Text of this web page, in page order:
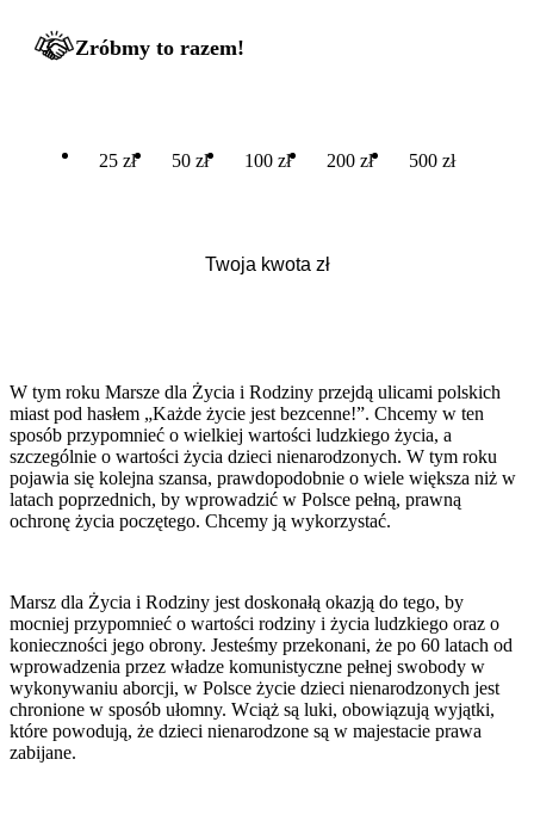
Zróbmy to razem!
25 zł 50 zł 100 zł 200 zł 500 zł
W tym roku Marsze dla Życia i Rodziny przejdą ulicami polskich
miast pod hasłem „Każde życie jest bezcenne!”. Chcemy w ten
sposób przypomnieć o wielkiej wartości ludzkiego życia, a
szczególnie o wartości życia dzieci nienarodzonych. W tym roku
pojawia się kolejna szansa, prawdopodobnie o wiele większa niż w
latach poprzednich, by wprowadzić w Polsce pełną, prawną
ochronę życia poczętego. Chcemy ją wykorzystać.
Marsz dla Życia i Rodziny jest doskonałą okazją do tego, by
mocniej przypomnieć o wartości rodziny i życia ludzkiego oraz o
konieczności jego obrony. Jesteśmy przekonani, że po 60 latach od
wprowadzenia przez władze komunistyczne pełnej swobody w
wykonywaniu aborcji, w Polsce życie dzieci nienarodzonych jest
chronione w sposób ułomny. Wciąż są luki, obowiązują wyjątki,
które powodują, że dzieci nienarodzone są w majestacie prawa
zabijane.